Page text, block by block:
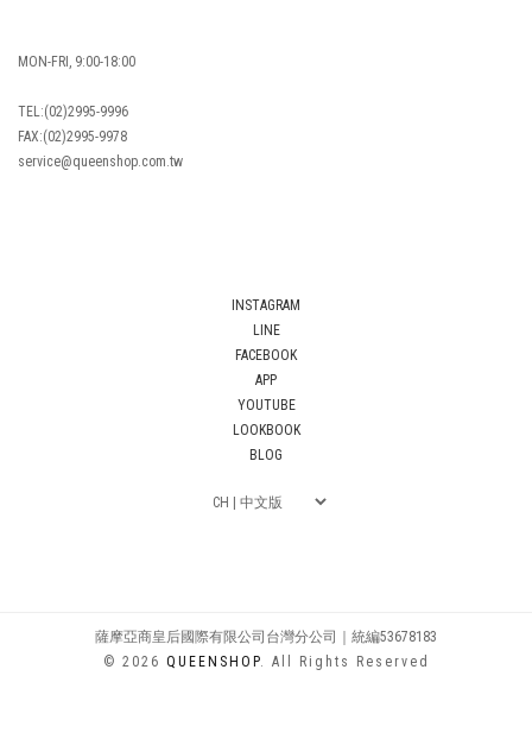
MON-FRI, 9:00-18:00
TEL:(02)2995-9996
FAX:(02)2995-9978
service@queenshop.com.tw
INSTAGRAM
LINE
FACEBOOK
APP
YOUTUBE
LOOKBOOK
BLOG
薩摩亞商皇后國際有限公司台灣分公司｜統編53678183
© 2026 QUEENSHOP. All Rights Reserved